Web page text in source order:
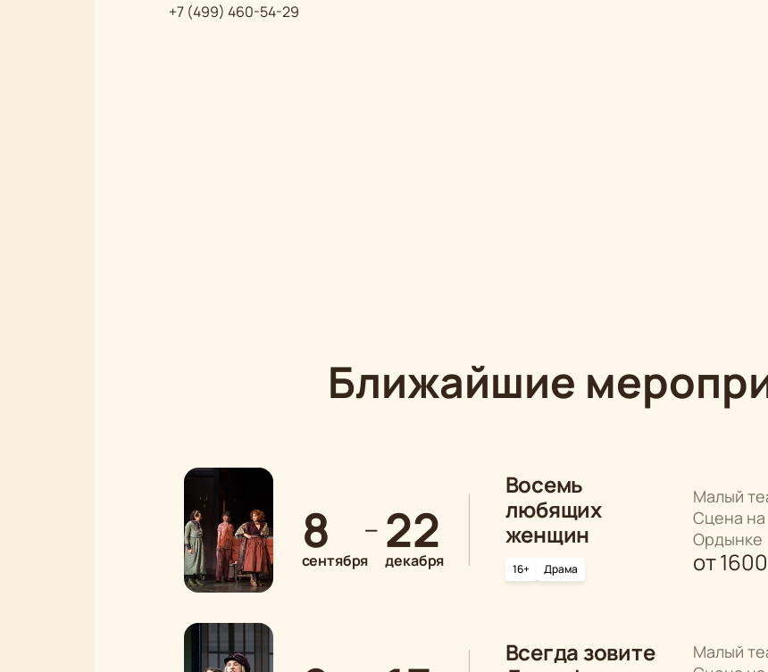
+7 (499) 460-54-29
Ближайшие
8
сентября
— 22
декабря
Восемь
любящих
женщин
16+ Драма
Малый
Сцена на
Ордынке
от1600
Всегда зовите
Малый